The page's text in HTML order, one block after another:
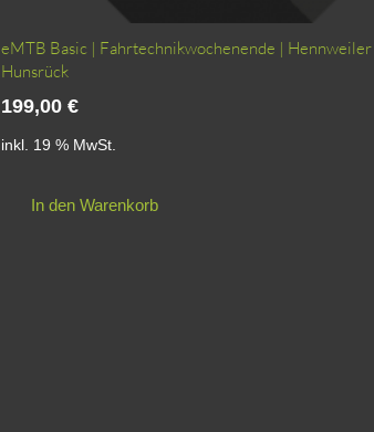
eMTB Basic | Fahrtechnikwochenende | Hennweiler
Hunsrück
199,00 €
inkl. 19 % MwSt.
In den Warenkorb